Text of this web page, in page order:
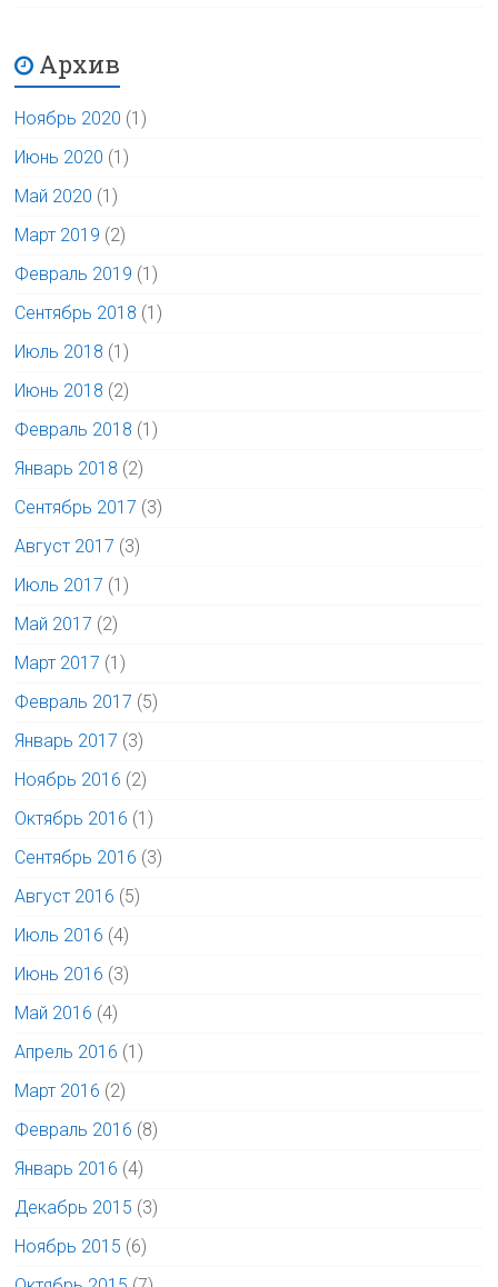
Архив
Ноябрь 2020 (1)
Июнь 2020 (1)
Май 2020 (1)
Март 2019 (2)
Февраль 2019 (1)
Сентябрь 2018 (1)
Июль 2018 (1)
Июнь 2018 (2)
Февраль 2018 (1)
Январь 2018 (2)
Сентябрь 2017 (3)
Август 2017 (3)
Июль 2017 (1)
Май 2017 (2)
Март 2017 (1)
Февраль 2017 (5)
Январь 2017 (3)
Ноябрь 2016 (2)
Октябрь 2016 (1)
Сентябрь 2016 (3)
Август 2016 (5)
Июль 2016 (4)
Июнь 2016 (3)
Май 2016 (4)
Апрель 2016 (1)
Март 2016 (2)
Февраль 2016 (8)
Январь 2016 (4)
Декабрь 2015 (3)
Ноябрь 2015 (6)